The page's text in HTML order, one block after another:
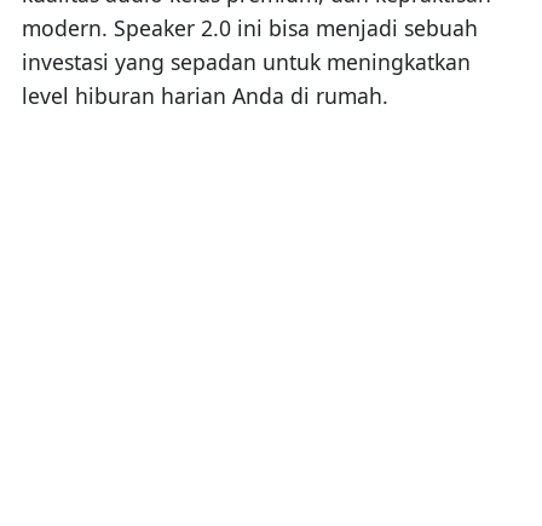
modern. Speaker 2.0 ini bisa menjadi sebuah
investasi yang sepadan untuk meningkatkan
level hiburan harian Anda di rumah.